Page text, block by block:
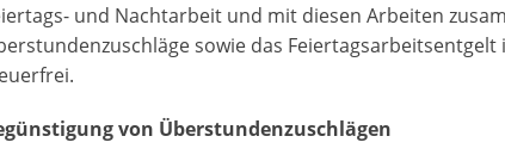
und Nachtarbeit und mit diesen Arbeiten
sowie das
von Überstundenzuschlägen